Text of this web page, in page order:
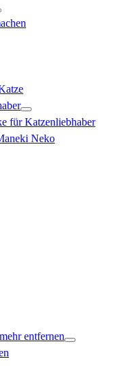
für Katzenliebhaber
Neko
entfernen